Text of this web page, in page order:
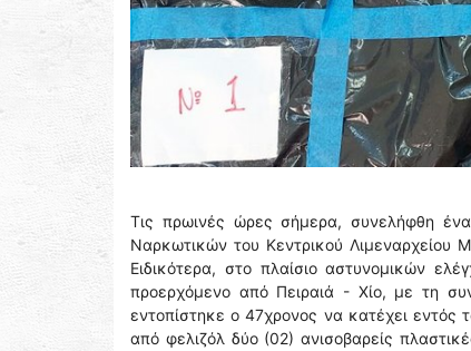
Τις πρωινές ώρες σήμερα, συνελήφθη
Ναρκωτικών του Κεντρικού Λιμεναρχείου
Ειδικότερα, στο πλαίσιο αστυνομικών
προερχόμενο από Πειραιά - Χίο, με τη
εντοπίστηκε ο 47χρονος να κατέχει εντός
από φελιζόλ δύο (02) ανισοβαρείς